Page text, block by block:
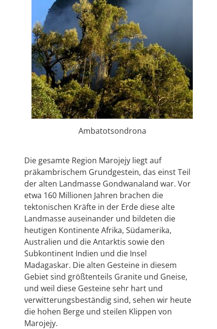
Ambatotsondrona
Die gesamte Region Marojejy liegt auf
präkambrischem Grundgestein, das einst Teil
der alten Landmasse Gondwanaland war. Vor
etwa 160 Millionen Jahren brachen die
tektonischen Kräfte in der Erde diese alte
Landmasse auseinander und bildeten die
heutigen Kontinente Afrika, Südamerika,
Australien und die Antarktis sowie den
Subkontinent Indien und die Insel
Madagaskar. Die alten Gesteine in diesem
Gebiet sind größtenteils Granite und Gneise,
und weil diese Gesteine sehr hart und
verwitterungsbeständig sind, sehen wir heute
die hohen Berge und steilen Klippen von
Marojejy.